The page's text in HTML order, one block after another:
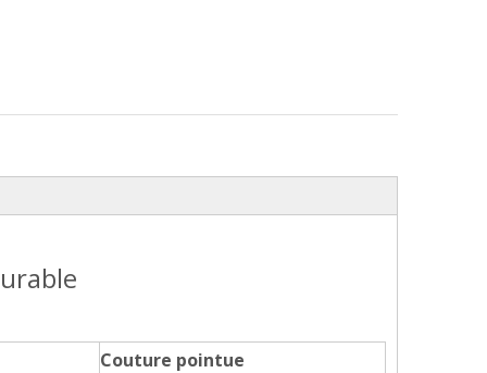
Couture pointue